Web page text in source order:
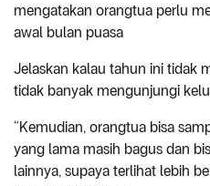
mengatakan orangtua perlu
awal bulan puasa
Jelaskan kalau tahun ini tidak
tidak banyak mengunjungi
“Kemudian, orangtua bisa
yang lama masih bagus dan
lainnya, supaya terlihat lebih